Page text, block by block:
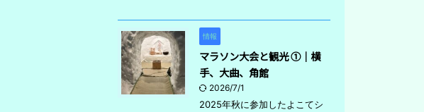
情報
マラソン大会と観光 ①｜横
手、大曲、角館
2026/7/1
2025年秋に参加したよこてシ